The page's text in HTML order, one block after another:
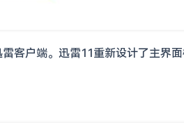
客户端。迅雷11重新设计了主界